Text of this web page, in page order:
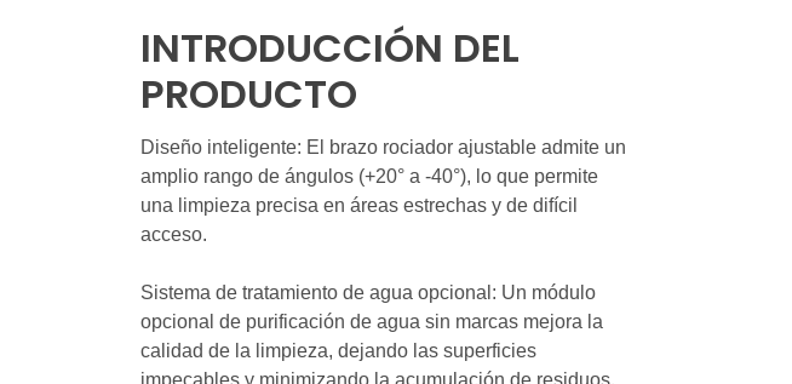
INTRODUCCIÓN DEL
PRODUCTO
Diseño inteligente: El brazo rociador ajustable admite un
amplio rango de ángulos (+20° a -40°), lo que permite
una limpieza precisa en áreas estrechas y de difícil
acceso.
Sistema de tratamiento de agua opcional: Un módulo
opcional de purificación de agua sin marcas mejora la
calidad de la limpieza, dejando las superficies
impecables y minimizando la acumulación de residuos.